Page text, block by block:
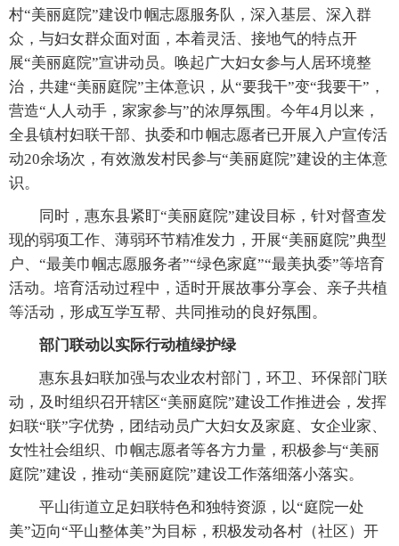
村“美丽庭院”建设巾帼志愿服务队，深入基层、深入群
众，与妇女群众面对面，本着灵活、接地气的特点开
展“美丽庭院”宣讲动员。唤起广大妇女参与人居环境整
治，共建“美丽庭院”主体意识，从“要我干”变“我要干”，
营造“人人动手，家家参与”的浓厚氛围。今年4月以来，
全县镇村妇联干部、执委和巾帼志愿者已开展入户宣传活
动20余场次，有效激发村民参与“美丽庭院”建设的主体意
识。
同时，惠东县紧盯“美丽庭院”建设目标，针对督查发
现的弱项工作、薄弱环节精准发力，开展“美丽庭院”典型
户、“最美巾帼志愿服务者”“绿色家庭”“最美执委”等培育
活动。培育活动过程中，适时开展故事分享会、亲子共植
等活动，形成互学互帮、共同推动的良好氛围。
部门联动以实际行动植绿护绿
惠东县妇联加强与农业农村部门，环卫、环保部门联
动，及时组织召开辖区“美丽庭院”建设工作推进会，发挥
妇联“联”字优势，团结动员广大妇女及家庭、女企业家、
女性社会组织、巾帼志愿者等各方力量，积极参与“美丽
庭院”建设，推动“美丽庭院”建设工作落细落小落实。
平山街道立足妇联特色和独特资源，以“庭院一处
美”迈向“平山整体美”为目标，积极发动各村（社区）开